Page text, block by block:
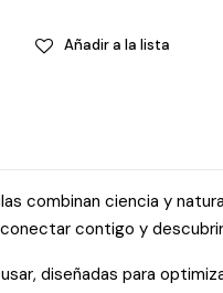
Añadir a la lista
combinan ciencia y
contigo y descubrir
diseñadas para